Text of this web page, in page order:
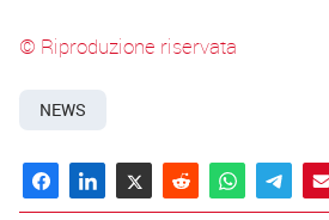
© Riproduzione riservata
NEWS